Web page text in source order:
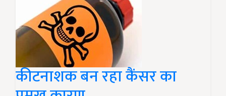
कीटनाशक बन रहा कैंसर का